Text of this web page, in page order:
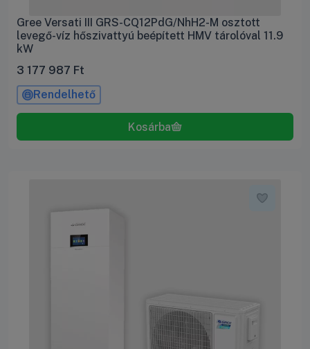
Gree Versati III GRS-CQ12PdG/NhH2-M osztott
levegő-víz hőszivattyú beépített HMV tárolóval 11.9
kW
3 177 987 Ft
Rendelhető